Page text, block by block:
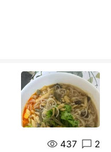
437 2